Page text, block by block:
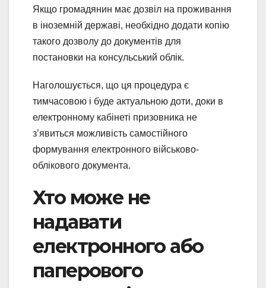
Якщо громадянин має дозвіл на проживання
в іноземній державі, необхідно додати копію
такого дозволу до документів для
постановки на консульський облік.
Наголошується, що ця процедура є
тимчасовою і буде актуальною доти, доки в
електронному кабінеті призовника не
з’явиться можливість самостійного
формування електронного військово-
облікового документа.
Хто може не
надавати
електронного або
паперового